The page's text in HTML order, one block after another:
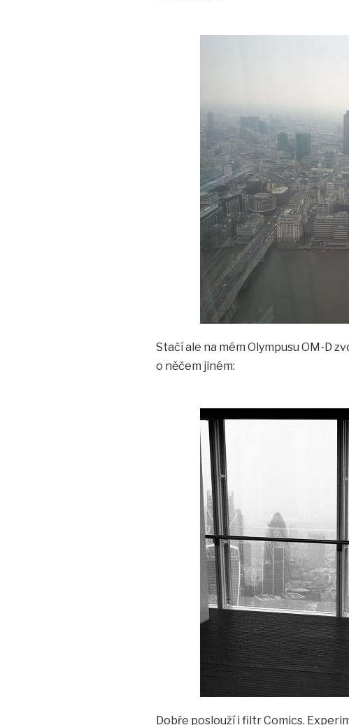
Stačí ale na mém Olympusu OM-D
o něčem jiném:
Dobře poslouží i filtr Comics.